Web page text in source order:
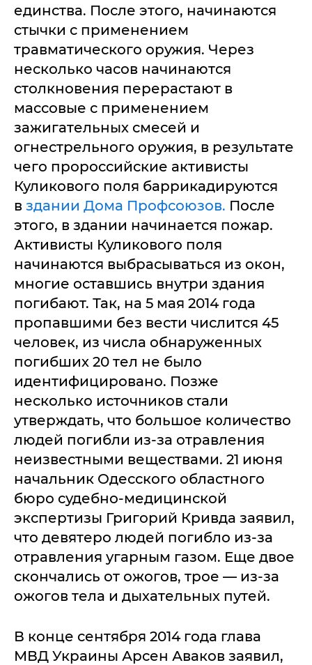
единства. После этого, начинаются
стычки с применением
травматического оружия. Через
несколько часов начинаются
столкновения перерастают в
массовые с применением
зажигательных смесей и
огнестрельного оружия, в результате
чего пророссийские активисты
Куликового поля баррикадируются
в здании Дома Профсоюзов. После
этого, в здании начинается пожар.
Активисты Куликового поля
начинаются выбрасываться из окон,
многие оставшись внутри здания
погибают. Так, на 5 мая 2014 года
пропавшими без вести числится 45
человек, из числа обнаруженных
погибших 20 тел не было
идентифицировано. Позже
несколько источников стали
утверждать, что большое количество
людей погибли из-за отравления
неизвестными веществами. 21 июня
начальник Одесского областного
бюро судебно-медицинской
экспертизы Григорий Кривда заявил,
что девятеро людей погибло из-за
отравления угарным газом. Еще двое
скончались от ожогов, трое — из-за
ожогов тела и дыхательных путей.
В конце сентября 2014 года глава
МВД Украины Арсен Аваков заявил,